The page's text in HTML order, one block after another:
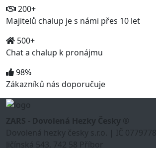
200+
Majitelů chalup je s námi přes 10 let
500+
Chat a chalup k pronájmu
98%
Zákazníků nás doporučuje
ZARS - Dovolená Hezky Česky ®
Dovolená hezky česky s.r.o. | IČ 07797788
Jičínská 543, 742 58 Příbor